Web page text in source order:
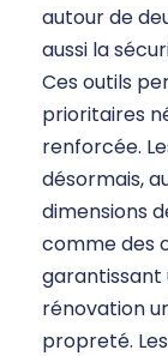
autour de
aussi la
Ces outils
prioritaires
renforcée.
désormais,
dimensions
comme des
rénovation
propreté.